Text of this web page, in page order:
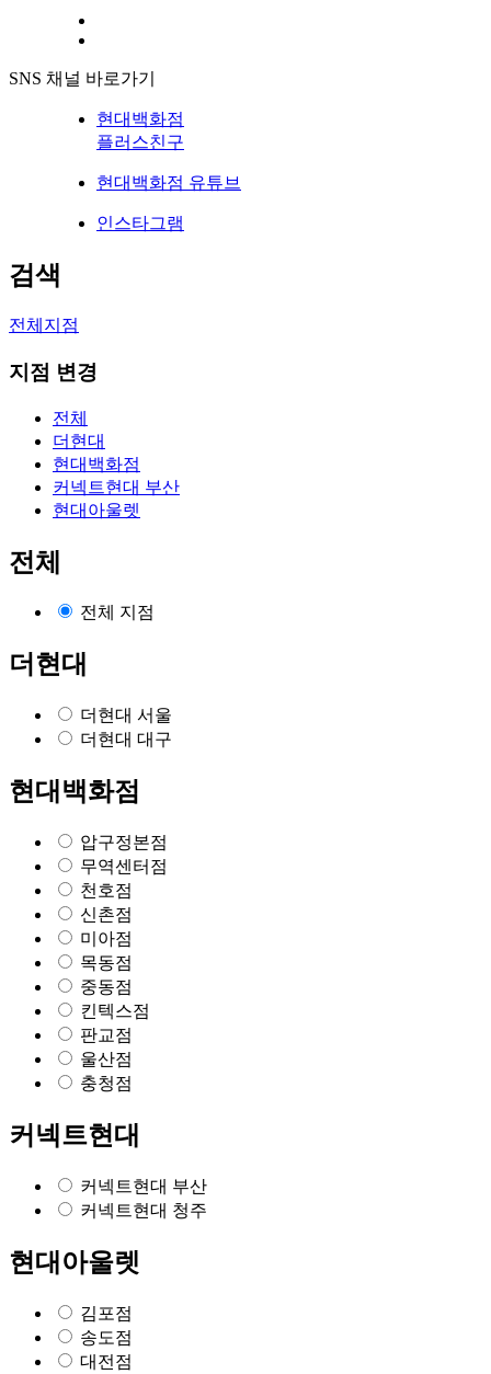
SNS 채널 바로가기
현대백화점
플러스친구
현대백화점 유튜브
인스타그램
검색
전체지점
지점 변경
전체
더현대
현대백화점
커넥트현대 부산
현대아울렛
전체
전체 지점
더현대
더현대 서울
더현대 대구
현대백화점
압구정본점
무역센터점
천호점
신촌점
미아점
목동점
중동점
킨텍스점
판교점
울산점
충청점
커넥트현대
커넥트현대 부산
커넥트현대 청주
현대아울렛
김포점
송도점
대전점